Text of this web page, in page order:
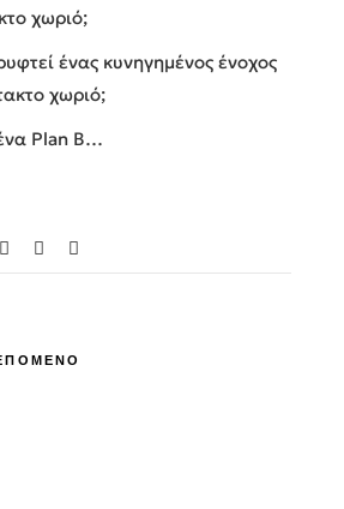
χωριό;
ένας κυνηγημένος ένοχος
χωριό;
Plan B…